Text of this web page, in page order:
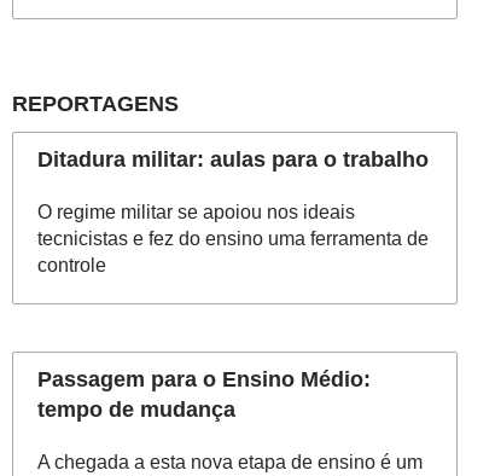
REPORTAGENS
Ditadura militar: aulas para o trabalho
O regime militar se apoiou nos ideais
tecnicistas e fez do ensino uma ferramenta de
controle
Passagem para o Ensino Médio:
tempo de mudança
A chegada a esta nova etapa de ensino é um